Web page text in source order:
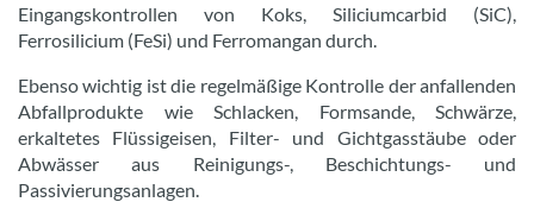
Eingangskontrollen von Koks, Siliciumcarbid (SiC),
Ferrosilicium (FeSi) und Ferromangan durch.
Ebenso wichtig ist die regelmäßige Kontrolle der anfallenden
Abfallprodukte wie Schlacken, Formsande, Schwärze,
erkaltetes Flüssigeisen, Filter- und Gichtgasstäube oder
Abwässer aus Reinigungs-, Beschichtungs- und
Passivierungsanlagen.